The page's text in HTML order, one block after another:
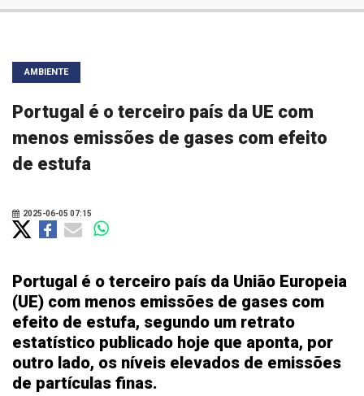
AMBIENTE
Portugal é o terceiro país da UE com
menos emissões de gases com efeito
de estufa
2025-06-05 07:15
Portugal é o terceiro país da União Europeia
(UE) com menos emissões de gases com
efeito de estufa, segundo um retrato
estatístico publicado hoje que aponta, por
outro lado, os níveis elevados de emissões
de partículas finas.